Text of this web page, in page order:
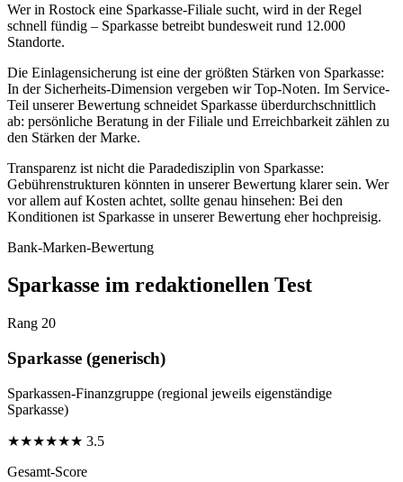
Wer in Rostock eine Sparkasse-Filiale sucht, wird in der Regel
schnell fündig – Sparkasse betreibt bundesweit rund 12.000
Standorte.
Die Einlagensicherung ist eine der größten Stärken von Sparkasse:
In der Sicherheits-Dimension vergeben wir Top-Noten. Im Service-
Teil unserer Bewertung schneidet Sparkasse überdurchschnittlich
ab: persönliche Beratung in der Filiale und Erreichbarkeit zählen zu
den Stärken der Marke.
Transparenz ist nicht die Paradedisziplin von Sparkasse:
Gebührenstrukturen könnten in unserer Bewertung klarer sein. Wer
vor allem auf Kosten achtet, sollte genau hinsehen: Bei den
Konditionen ist Sparkasse in unserer Bewertung eher hochpreisig.
Bank-Marken-Bewertung
Sparkasse im redaktionellen Test
Rang 20
Sparkasse (generisch)
Sparkassen-Finanzgruppe (regional jeweils eigenständige
Sparkasse)
★★★★★★ 3.5
Gesamt-Score